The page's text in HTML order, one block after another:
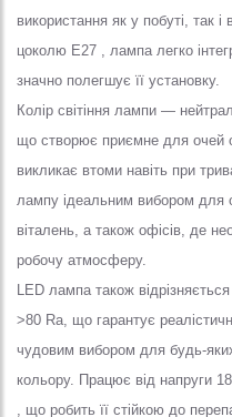
використання як у побуті, так
цоколю E27 , лампа легко
значно полегшує її установку.
Колір світіння лампи —
що створює приємне для очей
викликає втоми навіть при
лампу ідеальним вибором для
віталень, а також офісів, де
робочу атмосферу.
LED лампа також
>80 Ra, що гарантує
чудовим вибором для будь-
кольору. Працює від напруги
, що робить її стійкою до